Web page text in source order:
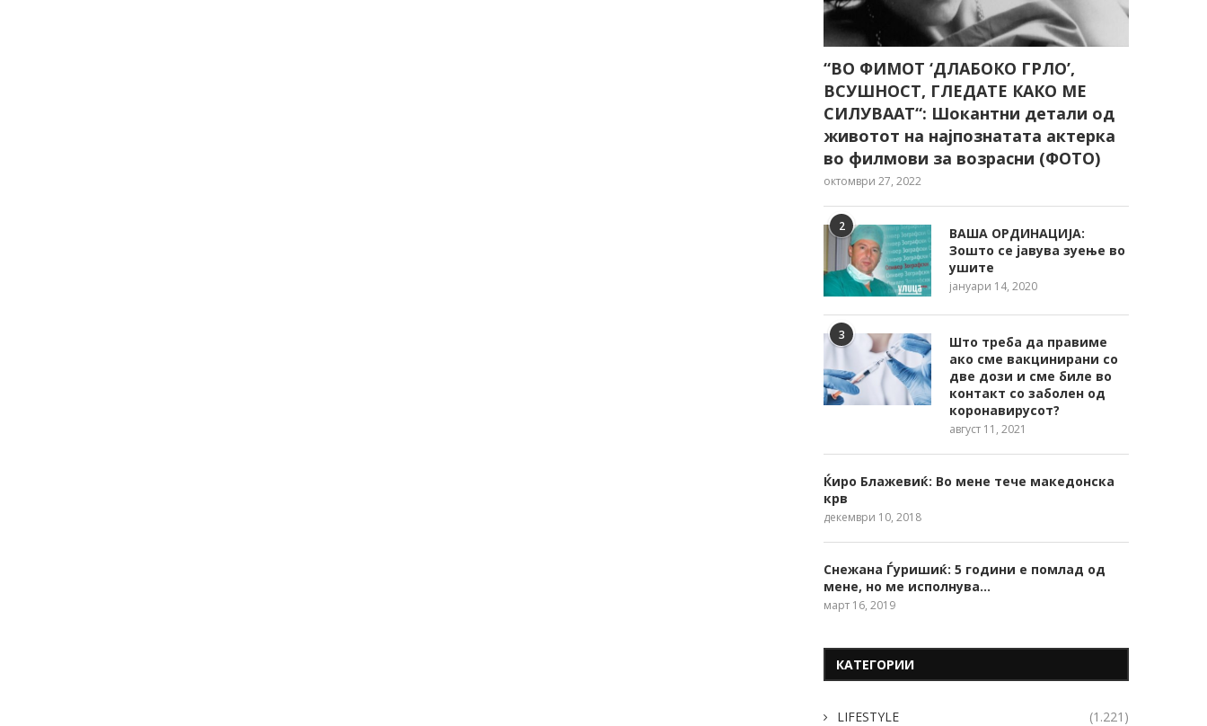
“ВО ФИМОТ ‘ДЛАБОКО ГРЛО’,
ВСУШНОСТ, ГЛЕДАТЕ КАКО МЕ
СИЛУВААТ“: Шокантни детали од
животот на најпознатата актерка
во филмови за возрасни (ФОТО)
октомври 27, 2022
2
ВАША ОРДИНАЦИЈА:
Зошто се јавува зуење во
ушите
јануари 14, 2020
3
Што треба да правиме
ако сме вакцинирани со
две дози и сме биле во
контакт со заболен од
коронавирусот?
август 11, 2021
Ќиро Блажевиќ: Во мене тече македонска
крв
декември 10, 2018
Снежана Ѓуришиќ: 5 години е помлад од
мене, но ме исполнува…
март 16, 2019
КАТЕГОРИИ
LIFESTYLE (1.221)